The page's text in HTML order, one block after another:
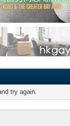
try again.